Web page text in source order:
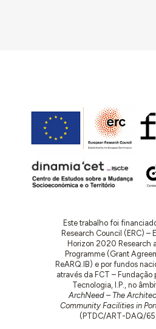
Este trabalho foi
Research Council (ERC) –
Horizon 2020 Research
Programme (Grant
ReARQ.IB) e por fundos
através da FCT – Fundação
Tecnologia, I.P., no
ArchNeed – The
Community Facilities in
(PTDC/ART-DAQ/